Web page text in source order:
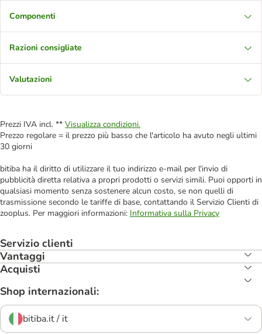
Componenti
Razioni consigliate
Valutazioni
Prezzi IVA incl. ** Visualizza condizioni.
Prezzo regolare = il prezzo più basso che l'articolo ha avuto negli ultimi
30 giorni
bitiba ha il diritto di utilizzare il tuo indirizzo e-mail per l'invio di
pubblicità diretta relativa a propri prodotti o servizi simili. Puoi opporti in
qualsiasi momento senza sostenere alcun costo, se non quelli di
trasmissione secondo le tariffe di base, contattando il Servizio Clienti di
zooplus. Per maggiori informazioni: Informativa sulla Privacy
Servizio clienti
Vantaggi
Acquisti
Shop internazionali:
bitiba.it / it